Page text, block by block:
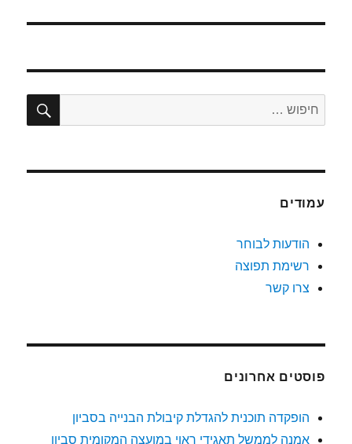
חפש:
עמודים
הודעות לבוחר
רשימת תפוצה
צרו קשר
פוסטים אחרונים
הופקדה תוכנית להגדלת קיבולת הבנייה בסביון
אמנה לממשל תאגידי ראוי במועצה המקומית סביון